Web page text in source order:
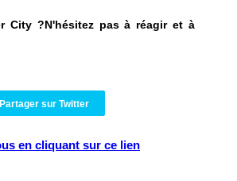
City ?N'hésitez pas à réagir et à
Partager sur Twitter
en cliquant sur ce lien